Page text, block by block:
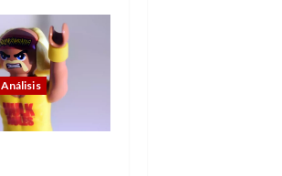
Análisis